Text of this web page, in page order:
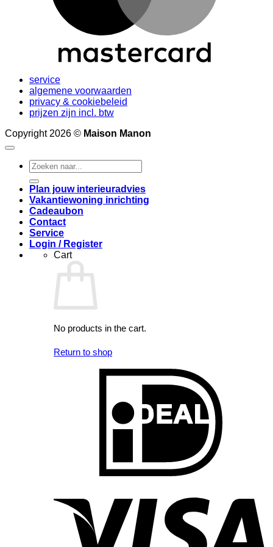
service
algemene voorwaarden
privacy & cookiebeleid
prijzen zijn incl. btw
Copyright 2026 © Maison Manon
Search
for:
Plan jouw interieuradvies
Vakantiewoning inrichting
Cadeaubon
Contact
Service
Login / Register
Cart
No products in the cart.
Return to shop